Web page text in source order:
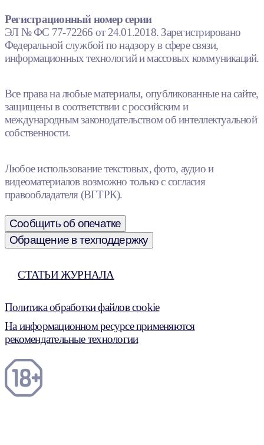
Регистрационный номер серии
ЭЛ № ФС 77-72266 от 24.01.2018. Зарегистрировано
Федеральной службой по надзору в сфере связи,
информационных технологий и массовых коммуникаций.
Все права на любые материалы, опубликованные на сайте,
защищены в соответствии с российским и
международным законодательством об интеллектуальной
собственности.
Любое использование текстовых, фото, аудио и
видеоматериалов возможно только с согласия
правообладателя (ВГТРК).
Сообщить об опечатке
Обращение в техподдержку
СТАТЬИ ЖУРНАЛА
Политика обработки файлов cookie
На информационном ресурсе применяются
рекомендательные технологии